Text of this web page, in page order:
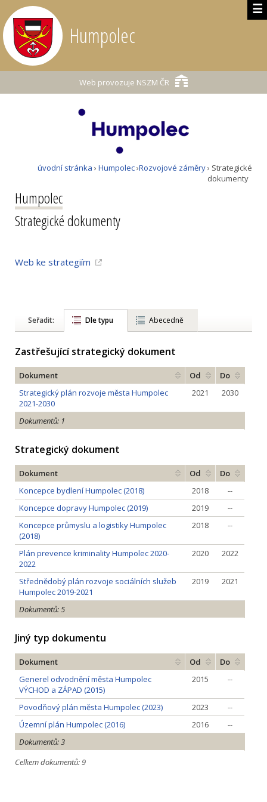
☰
Humpolec
Web provozuje NSZM ČR
úvodní stránka › Humpolec›Rozvojové záměry› Strategické
dokumenty
Humpolec
Strategické dokumenty
Web ke strategiím
Seřadit: Dle typu Abecedně
Zastřešující strategický dokument
Dokument Od
Do
Strategický plán rozvoje města Humpolec
2021-2030
2021 2030
Dokumentů: 1
Strategický dokument
Dokument Od
Do
Koncepce bydlení Humpolec (2018)
2018
--
Koncepce dopravy Humpolec (2019)
2019
--
Koncepce průmyslu a logistiky Humpolec
(2018)
2018 --
Plán prevence kriminality Humpolec 2020-
2022
2020 2022
Střednědobý plán rozvoje sociálních služeb
Humpolec 2019-2021
2019 2021
Dokumentů: 5
Jiný typ dokumentu
Dokument Od
Do
Generel odvodnění města Humpolec
VÝCHOD a ZÁPAD (2015)
2015 --
Povodňový plán města Humpolec (2023) 2023
--
Územní plán Humpolec (2016)
2016
--
Dokumentů: 3
Celkem dokumentů: 9